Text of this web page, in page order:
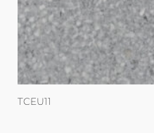
TCEU11